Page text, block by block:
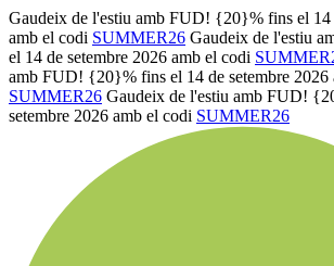
Gaudeix de l'estiu amb FUD! {20}% fins el 14
amb el codi SUMMER26 Gaudeix de l'estiu
el 14 de setembre 2026 amb el codi
amb FUD! {20}% fins el 14 de setembre 2026
SUMMER26 Gaudeix de l'estiu amb FUD!
setembre 2026 amb el codi SUMMER26